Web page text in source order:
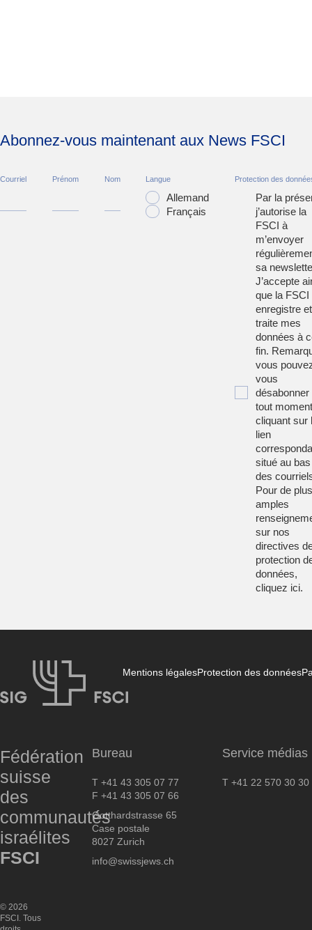
Abonnez-vous maintenant aux News FSCI
Courriel Prénom Nom Langue
Allemand
Français
Protection des
Par la
j’autorise la
FSCI à
m’envoyer
sa
J’accepte
que la FSCI
enregistre et
traite mes
données à
fin.
vous
vous
désabonner
tout
cliquant sur
lien
situé au bas
des
Pour de plus
amples
sur nos
directives
protection
données,
cliquez ici.
Mentions légalesProtection des données
Fédération
suisse
des
communautés
israélites
FSCI
Bureau
T +41 43 305 07 77
F +41 43 305 07 66
Gotthardstrasse 65
Case postale
8027 Zurich
info@swissjews.ch
Service médias
T +41 22 570 30 30
© 2026
FSCI. Tous